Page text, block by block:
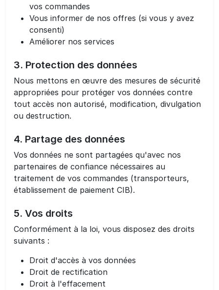
vos commandes
Vous informer de nos offres (si vous y avez
consenti)
Améliorer nos services
3. Protection des données
Nous mettons en œuvre des mesures de sécurité
appropriées pour protéger vos données contre
tout accès non autorisé, modification, divulgation
ou destruction.
4. Partage des données
Vos données ne sont partagées qu'avec nos
partenaires de confiance nécessaires au
traitement de vos commandes (transporteurs,
établissement de paiement CIB).
5. Vos droits
Conformément à la loi, vous disposez des droits
suivants :
Droit d'accès à vos données
Droit de rectification
Droit à l'effacement